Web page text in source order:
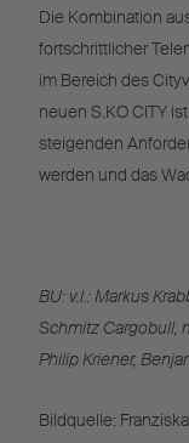
Die Kombination
fortschrittlicher
im Bereich des
neuen S.KO CITY
steigenden
werden und das
BU: v.l.: Markus
Schmitz Cargobull,
Philip Kriener,
Bildquelle: